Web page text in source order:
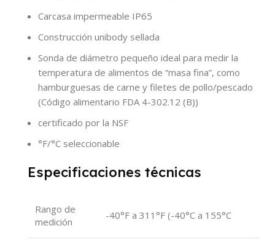
Carcasa impermeable IP65
Construcción unibody sellada
Sonda de diámetro pequeño ideal para medir la
temperatura de alimentos de “masa fina”, como
hamburguesas de carne y filetes de pollo/pescado
(Código alimentario FDA 4-302.12 (B))
certificado por la NSF
°F/°C seleccionable
Especificaciones técnicas
Rango de
medición
-40°F a 311°F (-40°C a 155°C